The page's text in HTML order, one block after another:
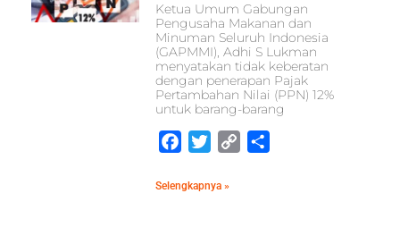
Ketua Umum Gabungan
Pengusaha Makanan dan
Minuman Seluruh Indonesia
(GAPMMI), Adhi S Lukman
menyatakan tidak keberatan
dengan penerapan Pajak
Pertambahan Nilai (PPN) 12%
untuk barang-barang
FacebookTwitterCopy
Selengkapnya »